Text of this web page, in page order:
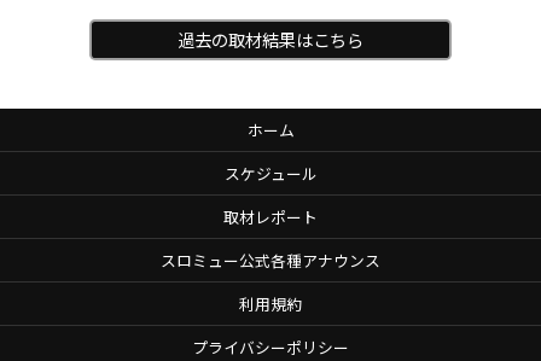
過去の取材結果はこちら
ホーム
スケジュール
取材レポート
スロミュー公式各種アナウンス
利用規約
プライバシーポリシー